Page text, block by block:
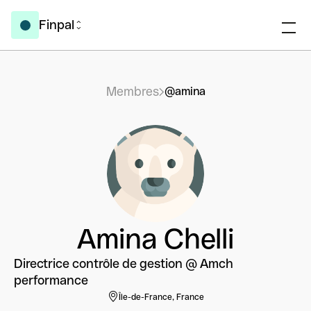
Finpal
Membres @amina
Amina Chelli
Directrice contrôle de gestion @ Amch
performance
Île-de-France, France